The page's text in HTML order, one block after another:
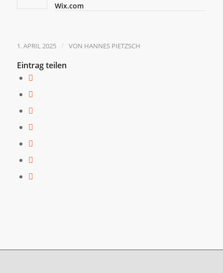
Wix.com
1. APRIL 2025 / VON HANNES PIETZSCH
Eintrag teilen